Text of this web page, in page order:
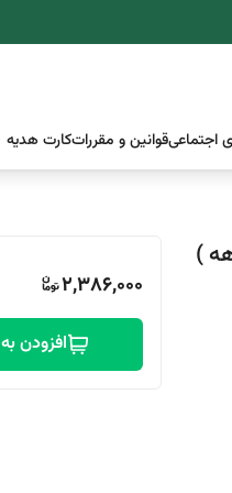
اجتماعیقوانین و مقرراتکارت هدیه
2,386,000
افزودن